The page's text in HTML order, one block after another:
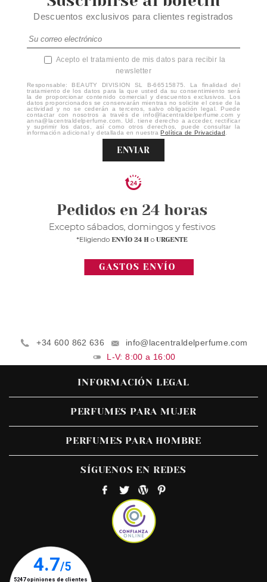
Descuentos exclusivos para clientes registrados
Acepto el tratamiento de mis datos para recibir la
newsletter
Responsable: BEAUTY DIVISION SL B-66515875. La finalidad del
tratamiento de los datos para la que usted da su consentimiento será
la de proporcionar contenido comercial y descuentos exclusivos. Los
datos proporcionados se conservarán mientras no solicite el cese de la
actividad y no se cederán a terceros, salvo obligación legal. Puede
contactar con nosotros a través de info@lacentraldelperfume.com y
anna@lacentraldelperfume.com. Ud. tiene derecho a acceder, rectificar
y suprimir los datos, así como otros derechos, puede consultar la
información adicional y detallada en nuestraPolítica de Privacidad
ENVIAR
+34 600 862 636
info@lacentraldelperfume.com
L-V: 8:00 a 16:00
INFORMACIÓN LEGAL
PERFUMES PARA MUJER
PERFUMES PARA HOMBRE
SÍGUENOS EN REDES